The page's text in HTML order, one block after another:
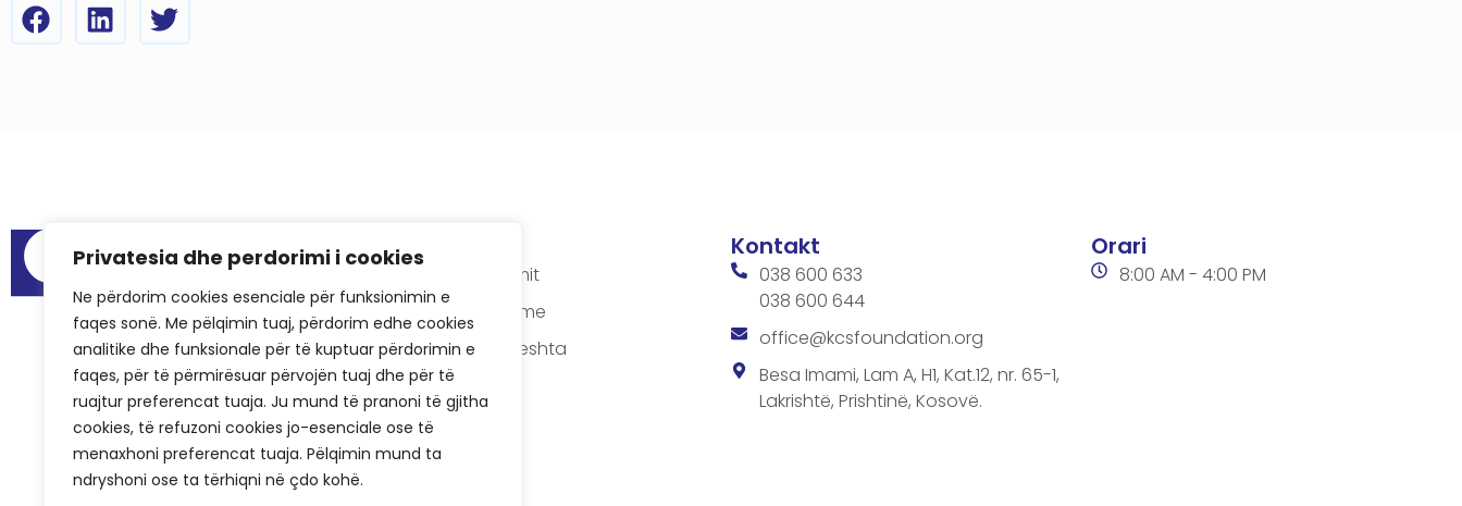
Privatesia dhe perdorimi i cookies
Ne përdorim cookies esenciale për funksionimin e
faqes sonë. Me pëlqimin tuaj, përdorim edhe cookies
analitike dhe funksionale për të kuptuar përdorimin e
faqes, për të përmirësuar përvojën tuaj dhe për të
ruajtur preferencat tuaja. Ju mund të pranoni të gjitha
cookies, të refuzoni cookies jo-esenciale ose të
menaxhoni preferencat tuaja. Pëlqimin mund ta
ndryshoni ose ta tërhiqni në çdo kohë.
Menu
Raportet e auditimit
Hapësirat për takime
Pyetjet më të shpeshta
Rastet e suksesit
KCSF në media
Historiku i KCSF-së
Kontakt
038 600 633
038 600 644
office@kcsfoundation.org
Besa Imami, Lam A, H1, Kat.12, nr. 65-1,
Lakrishtë, Prishtinë, Kosovë.
Orari
8:00 AM - 4:00 PM